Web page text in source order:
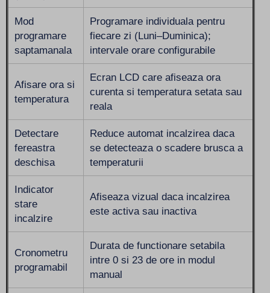
Mod
programare
saptamanala
Programare individuala pentru
fiecare zi (Luni–Duminica);
intervale orare configurabile
Afisare ora si
temperatura
Ecran LCD care afiseaza ora
curenta si temperatura setata sau
reala
Detectare
fereastra
deschisa
Reduce automat incalzirea daca
se detecteaza o scadere brusca a
temperaturii
Indicator
stare
incalzire
Afiseaza vizual daca incalzirea
este activa sau inactiva
Cronometru
programabil
Durata de functionare setabila
intre 0 si 23 de ore in modul
manual